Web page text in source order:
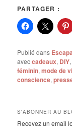
PARTAGER :
Publié dans
aveccadeaux, DIY
féminin,mode de
conscience,
S'ABONNER AU
Recevez un email